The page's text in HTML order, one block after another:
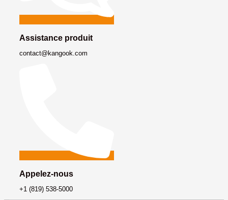
Assistance produit
contact@kangook.com
Appelez-nous
+1 (819) 538-5000